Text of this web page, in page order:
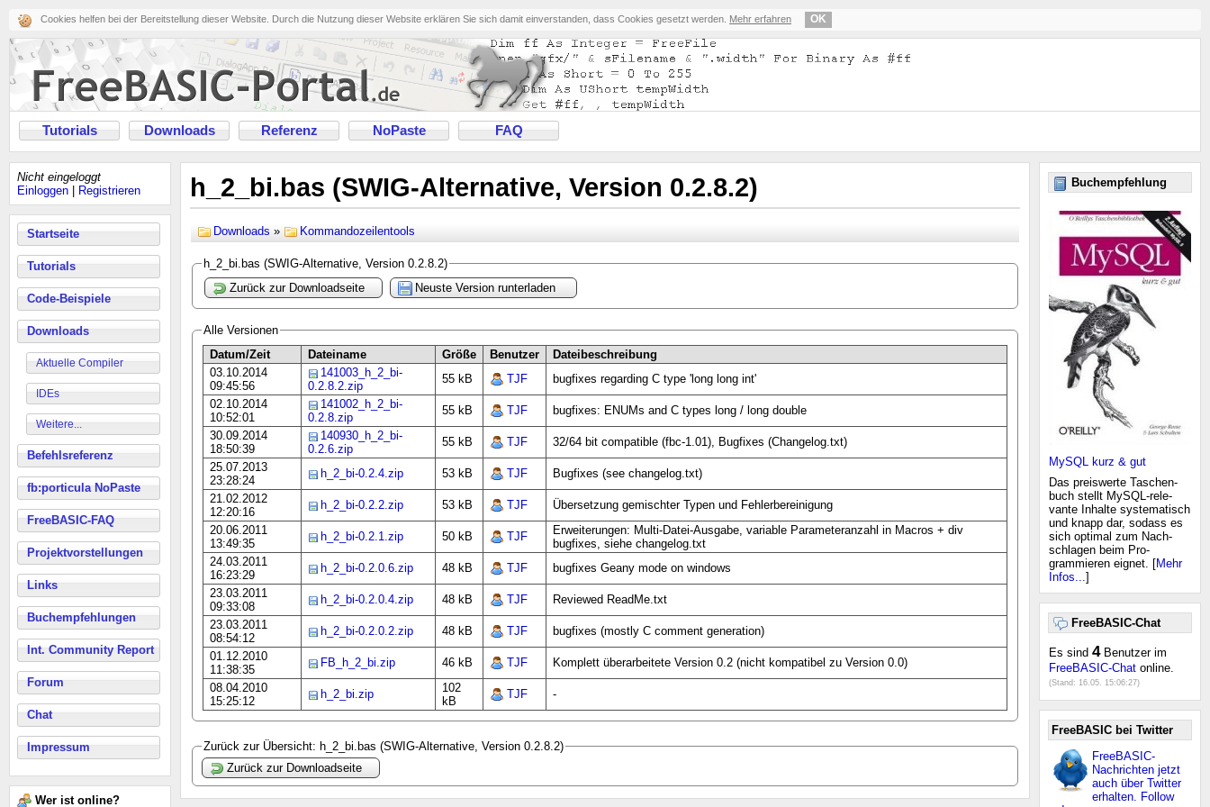
Cookies helfen bei der Bereitstellung dieser Website. Durch die Nutzung dieser Website erklären Sie sich damit einverstanden, dass Cookies gesetzt werden. Mehr erfahren OK
Tutorials Downloads Referenz NoPaste FAQ
Nicht eingeloggt
Einloggen
Registrieren
Startseite
Tutorials
Code-Beispiele
Downloads
Aktuelle Compiler
IDEs
Weitere...
Befehlsreferenz
fb:porticula NoPaste
FreeBASIC-FAQ
Projektvorstellungen
Links
Buchempfehlungen
Int. Community Report
Forum
Chat
Impressum
Wer ist online?
Buchempfehlung
MySQL kurz & gut
Das preiswerte Taschen-
buch stellt MySQL-rele-
vante Inhalte systematisch
und knapp dar, sodass es
sich optimal zum Nach-
schlagen beim Pro-
grammieren eignet. [Mehr
Infos...]
FreeBASIC-Chat
Es sind 4Benutzer im
FreeBASIC-Chat online.
(Stand: 16.05. 15:06:27)
FreeBASIC bei Twitter
FreeBASIC-
Nachrichten jetzt
auch über Twitter
erhalten. Follow
h_2_bi.bas (SWIG-Alternative, Version 0.2.8.2)
Downloads » Kommandozeilentools
h_2_bi.bas (SWIG-Alternative, Version 0.2.8.2)
Zurück zur Downloadseite
Neuste Version runterladen
Alle Versionen
Datum/Zeit
Dateiname Größe Benutzer
Dateibeschreibung
03.10.2014
09:45:56
141003_h_2_bi-
0.2.8.2.zip
55 kB TJF
bugfixes regarding C type 'long long int'
02.10.2014
10:52:01
141002_h_2_bi-
0.2.8.zip
55 kB TJF
bugfixes: ENUMs and C types long / long double
30.09.2014
18:50:39
140930_h_2_bi-
0.2.6.zip
55 kB TJF
32/64 bit compatible (fbc-1.01), Bugfixes (Changelog.txt)
25.07.2013
23:28:24
h_2_bi-0.2.4.zip 53 kB TJF
Bugfixes (see changelog.txt)
21.02.2012
12:20:16
h_2_bi-0.2.2.zip 53 kB TJF
Übersetzung gemischter Typen und Fehlerbereinigung
20.06.2011
13:49:35
h_2_bi-0.2.1.zip 50 kB TJF
Erweiterungen: Multi-Datei-Ausgabe, variable Parameteranzahl in Macros + div
bugfixes, siehe changelog.txt
24.03.2011
16:23:29
h_2_bi-0.2.0.6.zip 48 kB TJF
bugfixes Geany mode on windows
23.03.2011
09:33:08
h_2_bi-0.2.0.4.zip 48 kB TJF
Reviewed ReadMe.txt
23.03.2011
08:54:12
h_2_bi-0.2.0.2.zip 48 kB TJF
bugfixes (mostly C comment generation)
01.12.2010
11:38:35
FB_h_2_bi.zip 46 kB TJF
Komplett überarbeitete Version 0.2 (nicht kompatibel zu Version 0.0)
08.04.2010
15:25:12
h_2_bi.zip
102
kB
TJF -
Zurück zur Übersicht: h_2_bi.bas (SWIG-Alternative, Version 0.2.8.2)
Zurück zur Downloadseite